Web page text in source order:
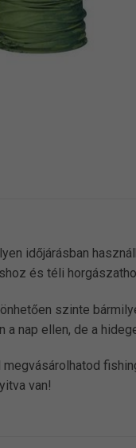
időjárásban
és téli
szinte
a nap ellen, de a
van!